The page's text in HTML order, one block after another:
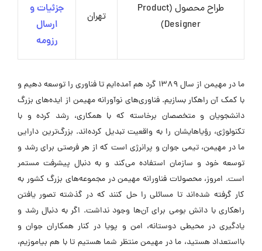
طراح محصول (Product
Designer)
تهران
جزئیات و
ارسال
رزومه
ما در مهیمن از سال ۱۳۸۹ گرد هم آمده‌ایم تا فناوری را توسعه دهیم و
با کمک آن راهکار بسازیم. فناوری‌های نوآورانه مهیمن از ایده‌های بزرگ
دانشجویان و متخصصان برخاسته که با همکاری، رشد کرده و با
تکنولوژی، رؤیاهایشان را به واقعیت تبدیل کرده‌اند. بزرگ‌ترین دارایی
ما در مهیمن، تیمی جوان و پرانرژی است که از هر فرصتی برای رشد و
توسعه خود و سازمان استفاده می‌کند و به دنبال پیشرفت مستمر
است. امروز، محصولات فناورانه مهیمن در مجموعه‌های بزرگ کشور به
کار گرفته شده‌اند تا مسائلی را حل کنند که در گذشته تصور یافتن
راهکاری با دانش بومی برای آن‌ها وجود نداشت. اگر به دنبال رشد و
یادگیری در محیطی دوستانه، امن و پویا در کنار همکاران جوان و
بااستعداد هستید، ما در مهیمن منتظر شما هستیم تا با هم بیاموزیم،